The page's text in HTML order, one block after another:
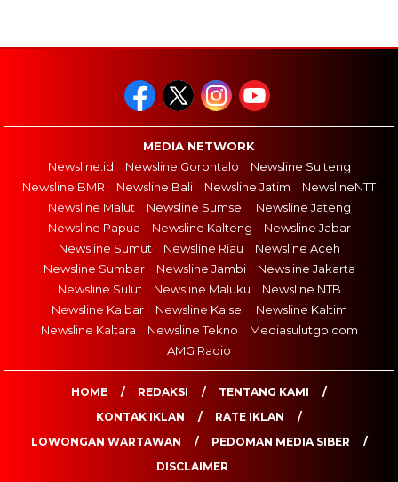
MEDIA NETWORK
Newsline.id
Newsline Gorontalo
Newsline Sulteng
Newsline BMR
Newsline Bali Newsline Jatim
NewslineNTT
Newsline Malut
Newsline Sumsel
Newsline Jateng
Newsline Papua
Newsline Kalteng
Newsline Jabar
Newsline Sumut
Newsline Riau
Newsline Aceh
Newsline Sumbar
Newsline Jambi
Newsline Jakarta
Newsline Sulut
Newsline Maluku
Newsline NTB
Newsline Kalbar
Newsline Kalsel
Newsline Kaltim
Newsline Kaltara
Newsline Tekno
Mediasulutgo.com
AMG Radio
HOME REDAKSI
TENTANG KAMI
KONTAK IKLAN
RATE IKLAN
LOWONGAN WARTAWAN
PEDOMAN MEDIA SIBER
DISCLAIMER